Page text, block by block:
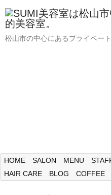
松山市の中心にあるプライベー
HOME SALON MENU
HAIR CARE
BLOG COFFEE